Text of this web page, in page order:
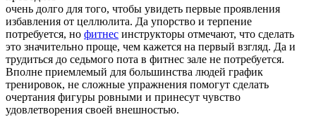
очень долго для того, чтобы увидеть первые проявления
избавления от целлюлита. Да упорство и терпение
потребуется, но фитнес инструкторы отмечают, что сделать
это значительно проще, чем кажется на первый взгляд. Да и
трудиться до седьмого пота в фитнес зале не потребуется.
Вполне приемлемый для большинства людей график
тренировок, не сложные упражнения помогут сделать
очертания фигуры ровными и принесут чувство
удовлетворения своей внешностью.